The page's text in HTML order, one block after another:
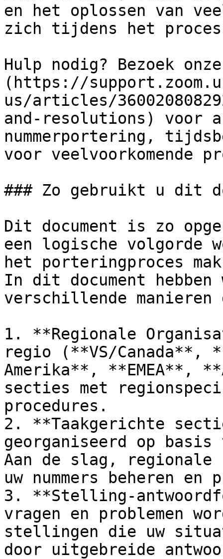
en het oplossen van
zich tijdens het proces
Hulp nodig? Bezoek
(https://
us/articles/
and-resolutions) voor
nummerportering,
voor veelvoorkomende
### Zo gebruikt u dit
Dit document is zo
een logische volgorde
het porteringproces
In dit document hebben
verschillende
1. **Regionale
regio (**VS/
Amerika**, **EMEA**,
secties met
procedures.
2. **Taakgerichte
georganiseerd op
Aan de slag, regionale
uw nummers beheren en
3. **Stelling-
vragen en problemen
stellingen die uw
door uitgebreide